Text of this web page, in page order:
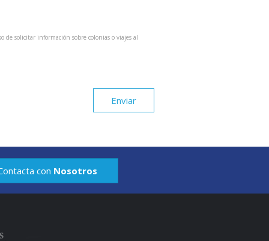
de solicitar información sobre colonias o viajes al
Enviar
con Nosotros